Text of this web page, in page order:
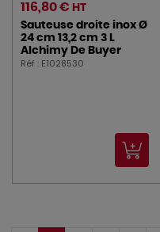
116,80 € HT
Sauteuse droite inox Ø
24 cm 13,2 cm 3 L
Alchimy De Buyer
Réf : E1028530